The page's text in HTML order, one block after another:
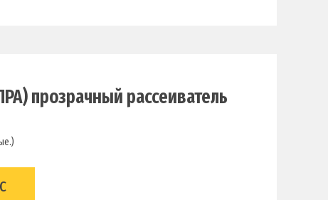
прозрачный рассеиватель